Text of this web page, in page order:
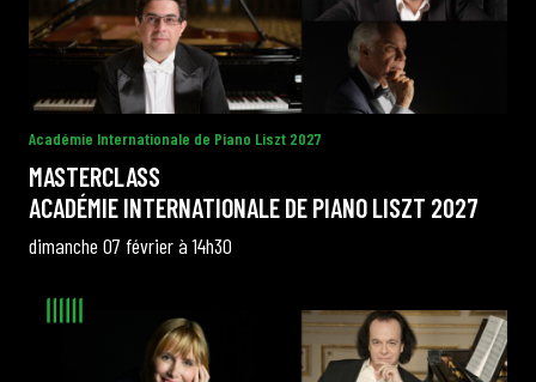
Académie Internationale de Piano Liszt 2027
MASTERCLASS
ACADÉMIE INTERNATIONALE DE PIANO LISZT 2027
dimanche 07 février à 14h30